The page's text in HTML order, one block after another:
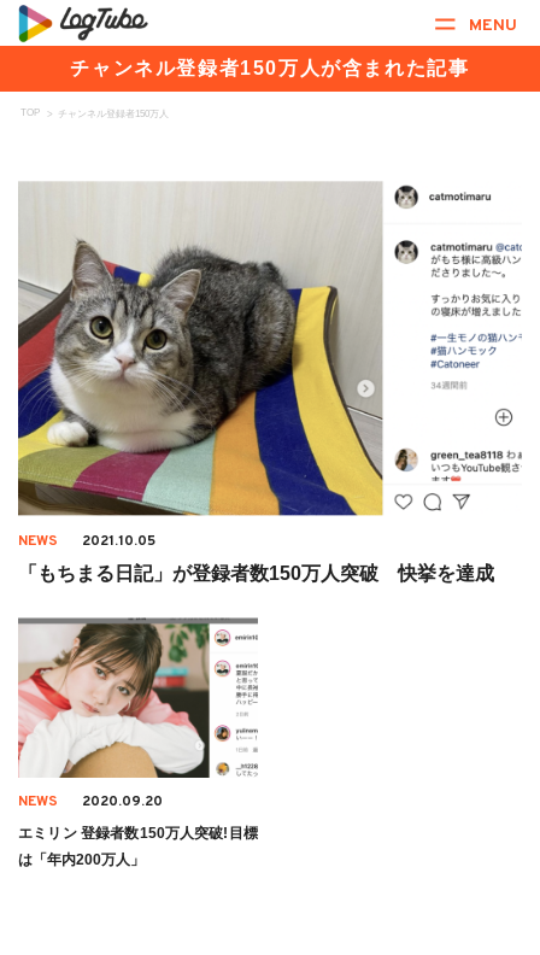
MENU
チャンネル登録者150万人が含まれた記事
TOP > チャンネル登録者150万人
NEWS 2021.10.05
「もちまる日記」が登録者数150万人突破 快挙を達成
NEWS 2020.09.20
エミリン 登録者数150万人突破!目標
は「年内200万人」